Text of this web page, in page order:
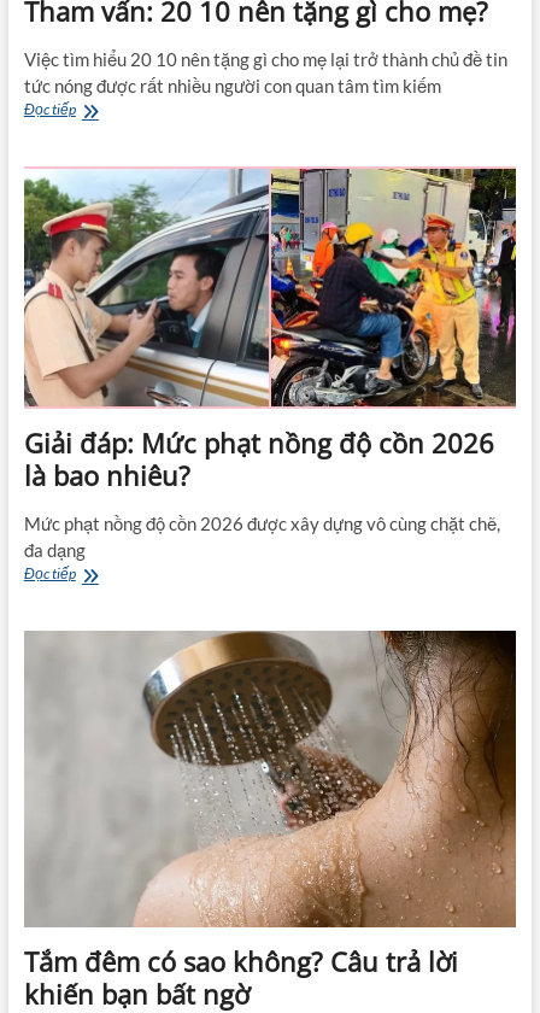
Tham vấn: 20 10 nên tặng gì cho mẹ?
Việc tìm hiểu 20 10 nên tặng gì cho mẹ lại trở thành chủ đề tin
tức nóng được rất nhiều người con quan tâm tìm kiếm
Đọc tiếpTham
10
nên
tặng
gì
cho
mẹ?
Giải đáp: Mức phạt nồng độ cồn 2026
là bao nhiêu?
Mức phạt nồng độ cồn 2026 được xây dựng vô cùng chặt chẽ,
đa dạng
Đọc tiếpGiải
Tắm đêm có sao không? Câu trả lời
khiến bạn bất ngờ